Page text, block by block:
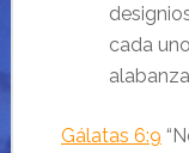
cada
Gálatas 6:9